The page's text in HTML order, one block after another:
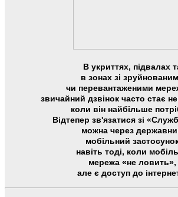
В укриттях, підвалах
в зонах зі
чи перевантаженими
звичайний дзвінок часто стає
коли він найбільше
Відтепер зв'язатися зі
можна через
мобільний
навіть тоді, коли
мережа «не ловить»,
але є доступ до